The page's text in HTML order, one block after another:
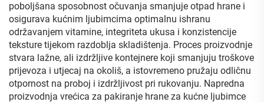
poboljšana sposobnost očuvanja smanjuje otpad hrane i
osigurava kućnim ljubimcima optimalnu ishranu
održavanjem vitamine, integriteta ukusa i konzistencije
teksture tijekom razdoblja skladištenja. Proces proizvodnje
stvara lažne, ali izdržljive kontejnere koji smanjuju troškove
prijevoza i utjecaj na okoliš, a istovremeno pružaju odličnu
otpornost na proboj i izdržljivost pri rukovanju. Napredna
proizvodnja vrećica za pakiranje hrane za kućne ljubimce